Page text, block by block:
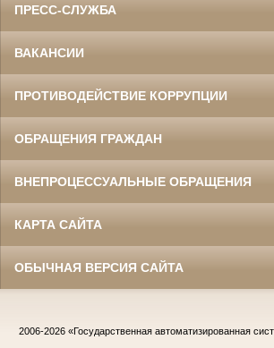
ПРЕСС-СЛУЖБА
ВАКАНСИИ
ПРОТИВОДЕЙСТВИЕ КОРРУПЦИИ
ОБРАЩЕНИЯ ГРАЖДАН
ВНЕПРОЦЕССУАЛЬНЫЕ ОБРАЩЕНИЯ
КАРТА САЙТА
ОБЫЧНАЯ ВЕРСИЯ САЙТА
2006-2026 «Государственная автоматизированная